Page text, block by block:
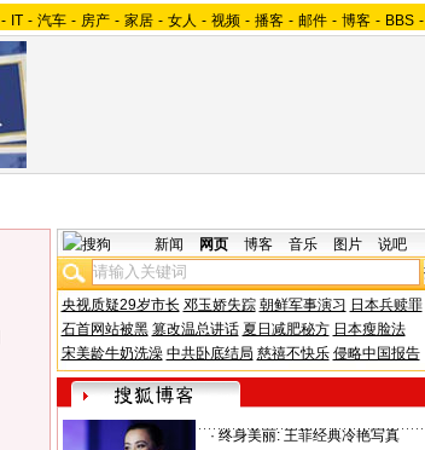
- IT - 汽车 - 房产 - 家居 - 女人 - 视频 - 播客 - 邮件 - 博客 - BBS -
新闻 网页 博客 音乐 图片 说吧
央视质疑29岁市长 邓玉娇失踪 朝鲜军事演习 日本兵赎罪
石首网站被黑 篡改温总讲话 夏日减肥秘方 日本瘦脸法
宋美龄牛奶洗澡 中共卧底结局 慈禧不快乐 侵略中国报告
· 终身美丽: 王菲经典冷艳写真